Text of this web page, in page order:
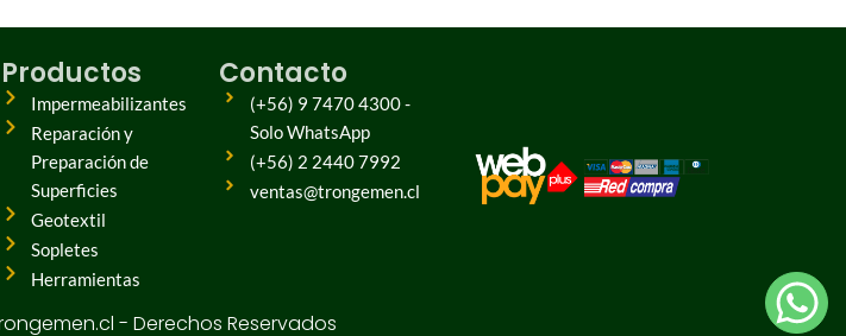
Productos
Impermeabilizantes
Reparación y
Preparación de
Superficies
Geotextil
Sopletes
Herramientas
Contacto
(+56) 9 7470 4300 -
Solo WhatsApp
(+56) 2 2440 7992
ventas@trongemen.cl
- Derechos Reservados